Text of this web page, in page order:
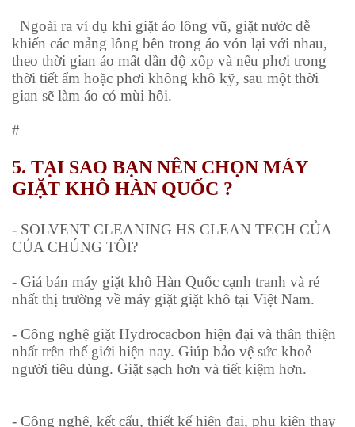
Ngoài ra ví dụ khi giặt áo lông vũ, giặt nước dễ
khiến các mảng lông bên trong áo vón lại với nhau,
theo thời gian áo mất dần độ xốp và nếu phơi trong
thời tiết ẩm hoặc phơi không khô kỹ, sau một thời
gian sẽ làm áo có mùi hôi.
#
5. TẠI SAO BẠN NÊN CHỌN MÁY
GIẶT KHÔ HÀN QUỐC ?
- SOLVENT CLEANING HS CLEAN TECH CỦA
CỦA CHÚNG TÔI?
- Giá bán máy giặt khô Hàn Quốc cạnh tranh và rẻ
nhất thị trường về máy giặt giặt khô tại Việt Nam.
- Công nghệ giặt Hydrocacbon hiện đại và thân thiện
nhất trên thế giới hiện nay. Giúp bảo vệ sức khoẻ
người tiêu dùng. Giặt sạch hơn và tiết kiệm hơn.
- Công nghệ, kết cấu, thiết kế hiện đại, phụ kiện thay